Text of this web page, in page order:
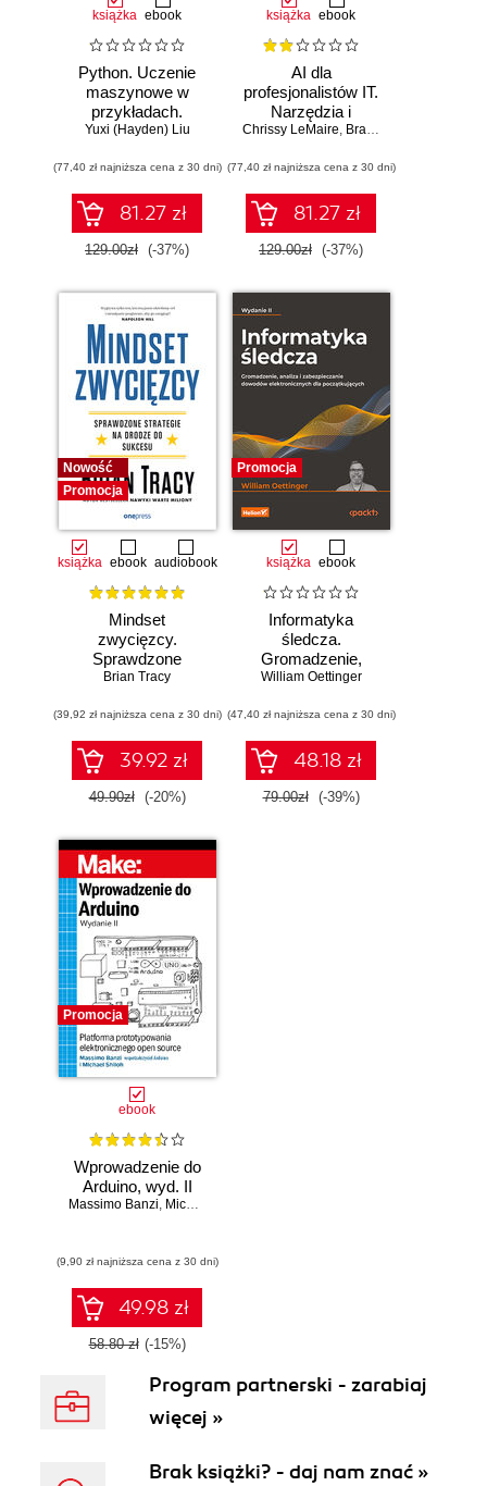
książka ebook
Python. Uczenie
maszynowe w
przykładach.
Najlepsze praktyki
zastosowaniach.
Wydanie IV
Yuxi (Hayden) Liu
(77,40 zł najniższa cena z 30 dni)
81.27 zł
129.00zł (-37%)
książka ebook
AI dla
profesjonalistów IT.
Narzędzia i
techniki
produktywność
Chrissy LeMaire, Brandon Abshire
(77,40 zł najniższa cena z 30 dni)
81.27 zł
129.00zł (-37%)
Nowość
Promocja
książka ebook audiobook
Mindset
zwycięzcy.
Sprawdzone
strategie na drodze
Brian Tracy
(39,92 zł najniższa cena z 30 dni)
39.92 zł
49.90zł (-20%)
Promocja
książka ebook
Informatyka
śledcza.
Gromadzenie,
analiza i
dowodów
elektronicznych dla
początkujących.
Wydanie II
William Oettinger
(47,40 zł najniższa cena z 30 dni)
48.18 zł
79.00zł (-39%)
Promocja
ebook
Wprowadzenie do
Arduino, wyd. II
Massimo Banzi, Michael Shiloh
(9,90 zł najniższa cena z 30 dni)
49.98 zł
58.80 zł (-15%)
Program partnerski - zarabiaj
więcej »
Brak książki? - daj nam znać »